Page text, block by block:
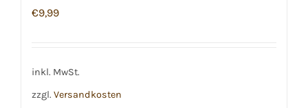
€9,99
inkl. MwSt.
zzgl. Versandkosten